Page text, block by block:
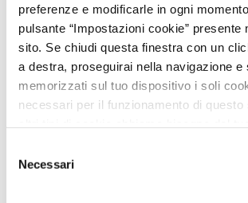
preferenze e modificarle in ogni
pulsante “Impostazioni cookie” presente
sito. Se chiudi questa finestra con un
a destra, proseguirai nella navigazione e
memorizzati sul tuo dispositivo i soli
necessari per il funzionamento di questo
delNecessari
celebration Attività
Degustazione
Trekking
family_restroom Servizi per famiglie
self_improvement